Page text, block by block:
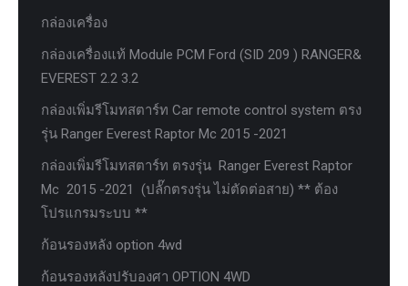
กล่องเครื่อง
กล่องเครื่องแท้ Module PCM Ford (SID 209 ) RANGER&
EVEREST 2.2 3.2
กล่องเพิ่มรีโมทสตาร์ท Car remote control system ตรง
รุ่น Ranger Everest Raptor Mc 2015 -2021
กล่องเพิ่มรีโมทสตาร์ท ตรงรุ่น Ranger Everest Raptor
Mc 2015 -2021 (ปลั๊กตรงรุ่น ไม่ตัดต่อสาย) ** ต้อง
โปรแกรมระบบ **
ก้อนรองหลัง option 4wd
ก้อนรองหลังปรับองศา OPTION 4WD